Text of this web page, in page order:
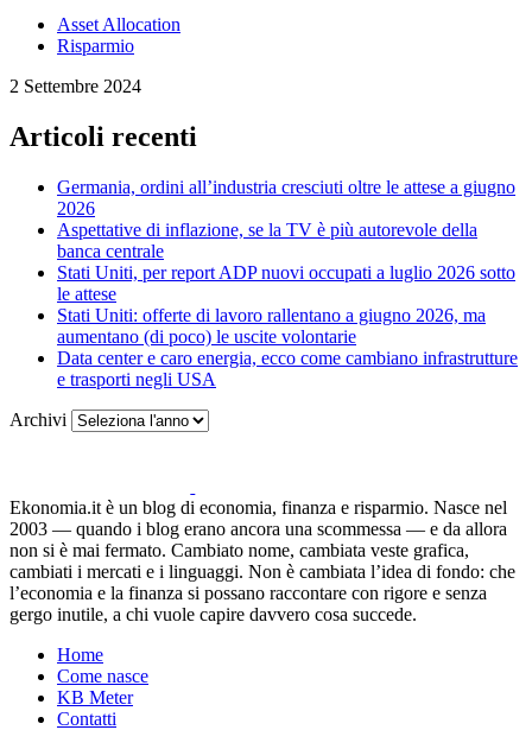
Asset Allocation
Risparmio
2 Settembre 2024
Articoli recenti
Germania, ordini all’industria cresciuti oltre le attese a giugno
2026
Aspettative di inflazione, se la TV è più autorevole della
banca centrale
Stati Uniti, per report ADP nuovi occupati a luglio 2026 sotto
le attese
Stati Uniti: offerte di lavoro rallentano a giugno 2026, ma
aumentano (di poco) le uscite volontarie
Data center e caro energia, ecco come cambiano infrastrutture
e trasporti negli USA
Archivi
Ekonomia.it è un blog di economia, finanza e risparmio. Nasce nel
2003 — quando i blog erano ancora una scommessa — e da allora
non si è mai fermato. Cambiato nome, cambiata veste grafica,
cambiati i mercati e i linguaggi. Non è cambiata l’idea di fondo: che
l’economia e la finanza si possano raccontare con rigore e senza
gergo inutile, a chi vuole capire davvero cosa succede.
Home
Come nasce
KB Meter
Contatti